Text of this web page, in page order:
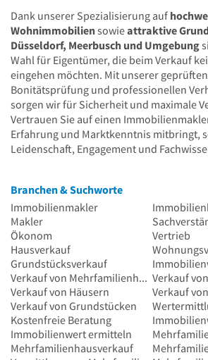
Dank unserer Spezialisierung auf
Wohnimmobiliensowieattraktive
Düsseldorf, Meerbusch und Umgebung
Wahl für Eigentümer, die beim Verkauf
eingehen möchten. Mit unserer
Bonitätsprüfung und professionellen
sorgen wir für Sicherheit und maximale
Vertrauen Sie auf einen
Erfahrung und Marktkenntnis mitbringt,
Leidenschaft, Engagement und
Branchen & Suchworte
Immobilienmakler
Makler
Ökonom
Vertrieb
Hausverkauf
Grundstücksverkauf
Verkauf von Mehrfamilienhäusern
Verkauf von Häusern
Verkauf
Verkauf von Grundstücken
Kostenfreie Beratung
Immobilienwert ermitteln
Mehrfamilienhausverkauf